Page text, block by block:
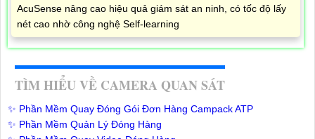
AcuSense nâng cao hiệu quả giám sát an ninh, có tốc độ lấy
nét cao nhờ công nghệ Self-learning
TÌM HIỂU VỀ CAMERA QUAN SÁT
✨ Phần Mềm Quay Đóng Gói Đơn Hàng Campack ATP
✨ Phần Mềm Quản Lý Đóng Hàng